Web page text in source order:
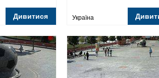
Дивитися Україна